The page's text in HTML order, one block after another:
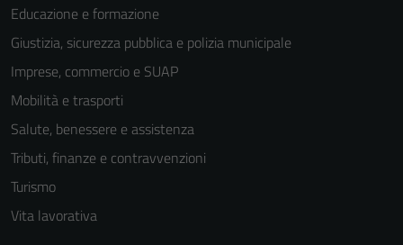
Educazione e formazione
Giustizia, sicurezza pubblica e polizia municipale
Imprese, commercio e SUAP
Mobilità e trasporti
Salute, benessere e assistenza
Tributi, finanze e contravvenzioni
Turismo
Vita lavorativa